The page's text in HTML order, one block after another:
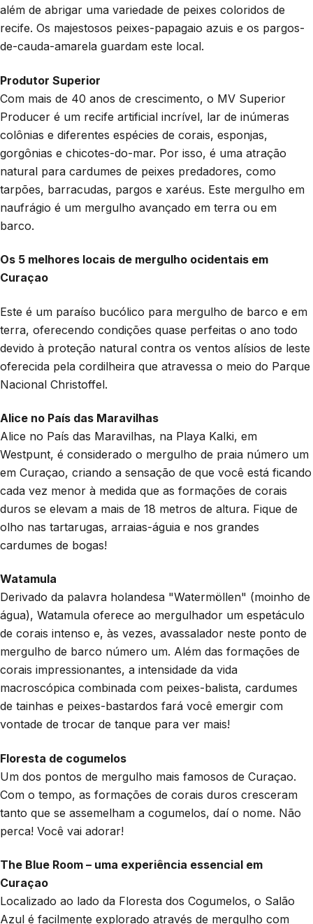
além de abrigar uma variedade de peixes coloridos de
recife. Os majestosos peixes-papagaio azuis e os pargos-
de-cauda-amarela guardam este local.
Produtor Superior
Com mais de 40 anos de crescimento, o MV Superior
Producer é um recife artificial incrível, lar de inúmeras
colônias e diferentes espécies de corais, esponjas,
gorgônias e chicotes-do-mar. Por isso, é uma atração
natural para cardumes de peixes predadores, como
tarpões, barracudas, pargos e xaréus. Este mergulho em
naufrágio é um mergulho avançado em terra ou em
barco.
Os 5 melhores locais de mergulho ocidentais em
Curaçao
Este é um paraíso bucólico para mergulho de barco e em
terra, oferecendo condições quase perfeitas o ano todo
devido à proteção natural contra os ventos alísios de leste
oferecida pela cordilheira que atravessa o meio do Parque
Nacional Christoffel.
Alice no País das Maravilhas
Alice no País das Maravilhas, na Playa Kalki, em
Westpunt, é considerado o mergulho de praia número um
em Curaçao, criando a sensação de que você está ficando
cada vez menor à medida que as formações de corais
duros se elevam a mais de 18 metros de altura. Fique de
olho nas tartarugas, arraias-águia e nos grandes
cardumes de bogas!
Watamula
Derivado da palavra holandesa "Watermöllen" (moinho de
água), Watamula oferece ao mergulhador um espetáculo
de corais intenso e, às vezes, avassalador neste ponto de
mergulho de barco número um. Além das formações de
corais impressionantes, a intensidade da vida
macroscópica combinada com peixes-balista, cardumes
de tainhas e peixes-bastardos fará você emergir com
vontade de trocar de tanque para ver mais!
Floresta de cogumelos
Um dos pontos de mergulho mais famosos de Curaçao.
Com o tempo, as formações de corais duros cresceram
tanto que se assemelham a cogumelos, daí o nome. Não
perca! Você vai adorar!
The Blue Room – uma experiência essencial em
Curaçao
Localizado ao lado da Floresta dos Cogumelos, o Salão
Azul é facilmente explorado através de mergulho com